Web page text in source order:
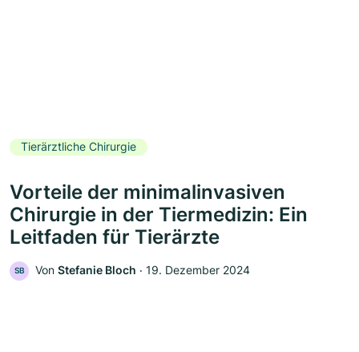
Tierärztliche Chirurgie
Vorteile der minimalinvasiven
Chirurgie in der Tiermedizin: Ein
Leitfaden für Tierärzte
SB Von Stefanie Bloch ‧ 19. Dezember 2024